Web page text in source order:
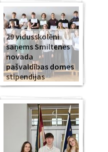
29 vidusskolēni
saņems Smiltenes
novada
pašvaldības domes
stipendijas